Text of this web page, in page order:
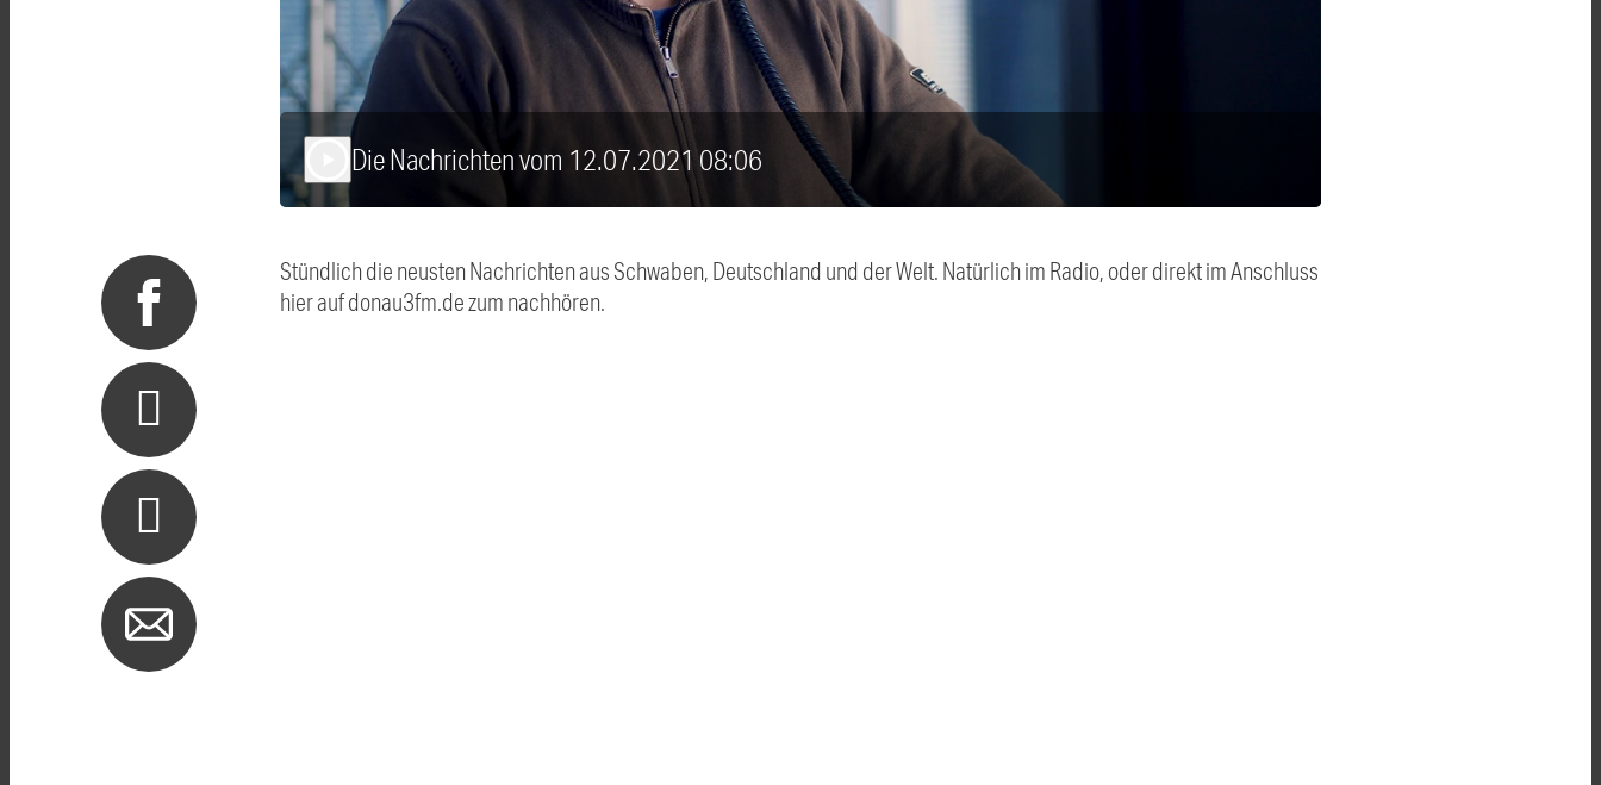
Die Nachrichten vom 12.07.2021 08:06
Stündlich die neusten Nachrichten aus Schwaben, Deutschland und der Welt. Natürlich im Radio, oder direkt im Anschluss
hier auf donau3fm.de zum nachhören.